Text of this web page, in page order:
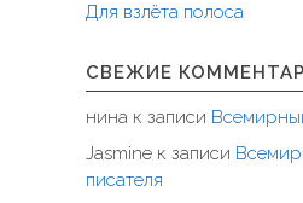
Для взлёта полоса
СВЕЖИЕ
нина к записи
Jasmine к записи
писателя